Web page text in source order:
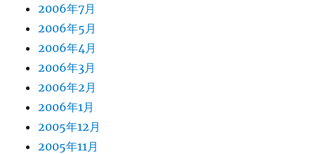
2006年7月
2006年5月
2006年4月
2006年3月
2006年2月
2006年1月
2005年12月
2005年11月